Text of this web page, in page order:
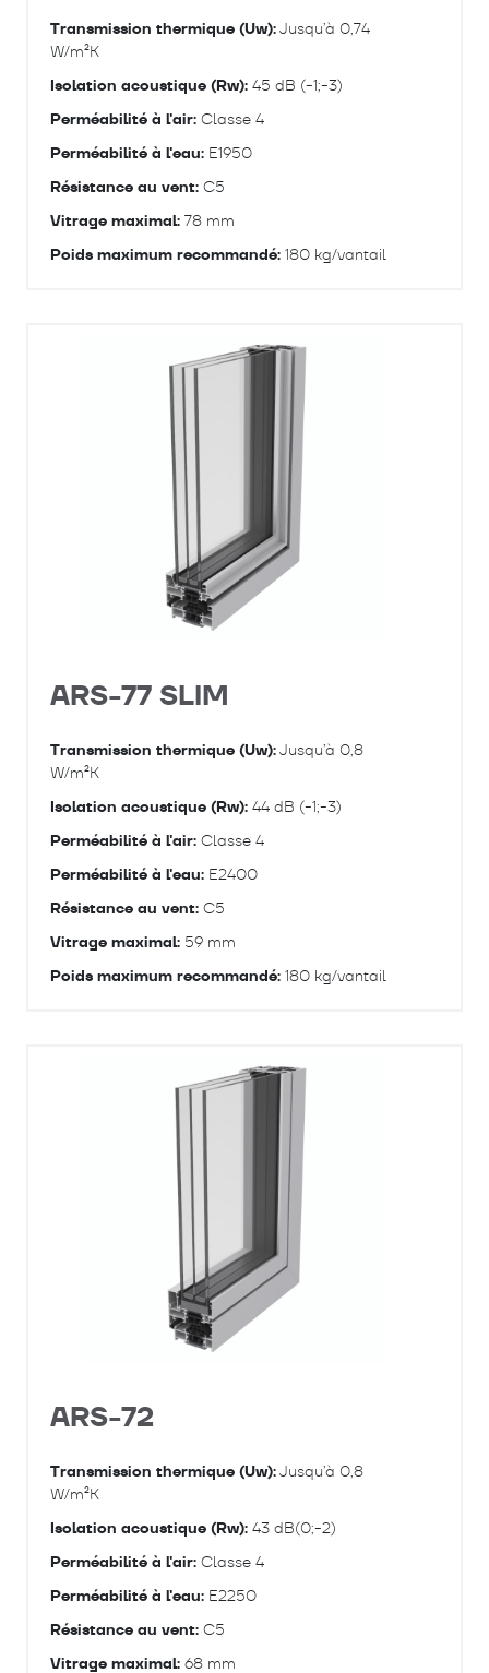
Faible
ACOUSTIC ISOLATION
Élevée
Transmission thermique (Uw):Jusqu’à 0,74
W/m²K
Isolation acoustique (Rw): 45 dB (-1;-3)
Perméabilité à l'air: Classe 4
Perméabilité à l'eau: E1950
Résistance au vent: C5
Vitrage maximal: 78 mm
Poids maximum recommandé: 180 kg/vantail
ARS-77 SLIM
Transmission thermique (Uw):Jusqu’à 0,8
W/m²K
Isolation acoustique (Rw): 44 dB (-1;-3)
Perméabilité à l'air: Classe 4
Perméabilité à l'eau: E2400
Résistance au vent: C5
Vitrage maximal: 59 mm
Poids maximum recommandé: 180 kg/vantail
ARS-72
Transmission thermique (Uw):Jusqu’à 0,8
W/m²K
Isolation acoustique (Rw): 43 dB(0;-2)
Perméabilité à l'air: Classe 4
Perméabilité à l'eau: E2250
Résistance au vent: C5
Vitrage maximal: 68 mm